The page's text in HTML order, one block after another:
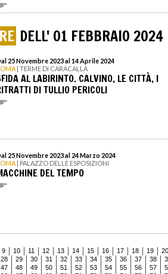
DELL' 01 FEBBRAIO 2024
25 Novembre 2023 al 14 Aprile 2024
| TERME DI CARACALLA
AL LABIRINTO. CALVINO, LE CITTÀ, I
DI TULLIO PERICOLI
25 Novembre 2023 al 24 Marzo 2024
| PALAZZO DELLE ESPOSIZIONI
DEL TEMPO
9 10 11 12 13 14 15 16 17 18 19
20
28 29 30 31 32 33 34 35 36 37 38
47 48 49 50 51 52 53 54 55 56 57